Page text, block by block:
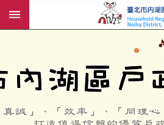
跳到主要內容區塊